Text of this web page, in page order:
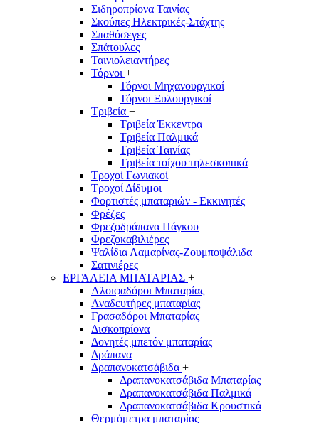
Σιδηροπρίονα Ταινίας
Σκούπες Ηλεκτρικές-Στάχτης
Σπαθόσεγες
Σπάτουλες
Ταινιολειαντήρες
Τόρνοι +
Τόρνοι Μηχανουργικοί
Τόρνοι Ξυλουργικοί
Τριβεία +
Τριβεία Έκκεντρα
Τριβεία Παλμικά
Τριβεία Ταινίας
Τριβεία τοίχου τηλεσκοπικά
Τροχοί Γωνιακοί
Τροχοί Δίδυμοι
Φορτιστές μπαταριών - Εκκινητές
Φρέζες
Φρεζοδράπανα Πάγκου
Φρεζοκαβιλιέρες
Ψαλίδια Λαμαρίνας-Ζουμποψάλιδα
Σατινιέρες
ΕΡΓΑΛΕΙΑ ΜΠΑΤΑΡΙΑΣ +
Αλοιφαδόροι Μπαταρίας
Αναδευτήρες μπαταρίας
Γρασαδόροι Μπαταρίας
Δισκοπρίονα
Δονητές μπετόν μπαταρίας
Δράπανα
Δραπανοκατσάβιδα +
Δραπανοκατσάβιδα Μπαταρίας
Δραπανοκατσάβιδα Παλμικά
Δραπανοκατσάβιδα Κρουστικά
Θερμόμετρα μπαταρίας